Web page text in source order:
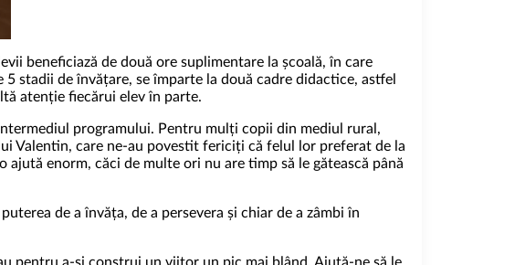
beneficiază de două ore suplimentare la școală, în care
stadii de învățare, se împarte la două cadre didactice, astfel
atenție fiecărui elev în parte.
programului. Pentru mulți copii din mediul rural,
Valentin, care ne-au povestit fericiți că felul lor preferat de la
ajută enorm, căci de multe ori nu are timp să le gătească până
de a învăța, de a persevera și chiar de a zâmbi în
pentru a-și construi un viitor un pic mai blând. Ajută-ne să le